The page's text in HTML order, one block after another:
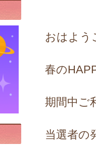
おはよう
春の
期間中ご
当選者の